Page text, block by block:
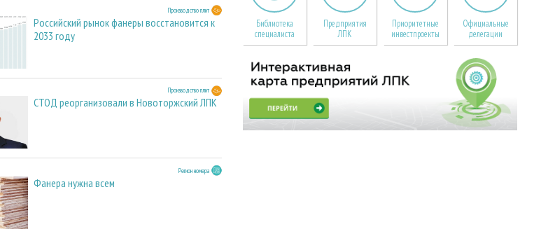
Производство плит
Российский рынок фанеры восстановится к
2033 году
Производство плит
СТОД реорганизовали в Новоторжский ЛПК
Регион номера
Фанера нужна всем
Библиотека
специалиста
Предприятия
ЛПК
Приоритетные
инвестпроекты
Официальные
делегации